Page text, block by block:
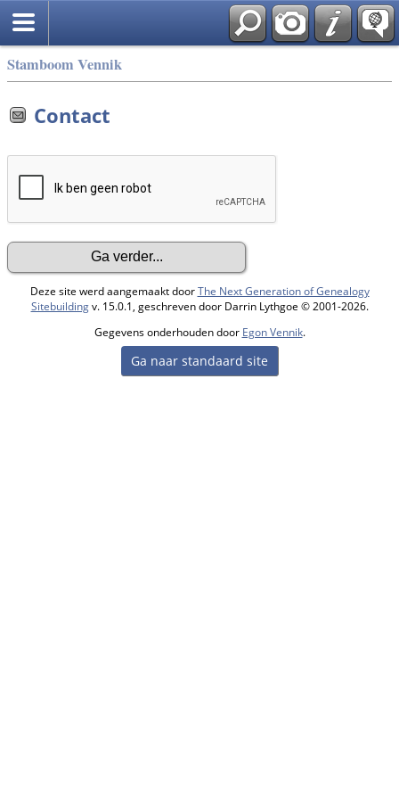
Stamboom Vennik
Contact
Deze site werd aangemaakt doorThe Next Generation of Genealogy
Sitebuildingv. 15.0.1, geschreven door Darrin Lythgoe © 2001-2026.
Gegevens onderhouden door Egon Vennik.
Ga naar standaard site